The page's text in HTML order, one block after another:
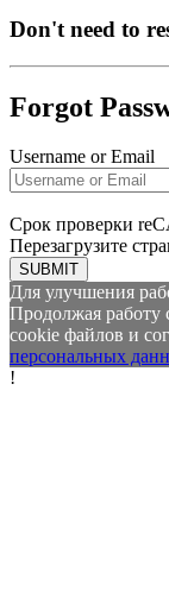
Don't need to
Forgot
Username or Email
Срок проверки
Перезагрузите
SUBMIT
Для улучшения
Продолжая работу
cookie файлов и
персональных
!